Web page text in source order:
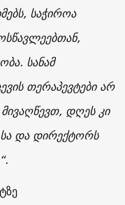
, საჭიროა
,
. სანამ
თერაპევტები არ
მივაღწევთ, დღესკი
და დირექტორს